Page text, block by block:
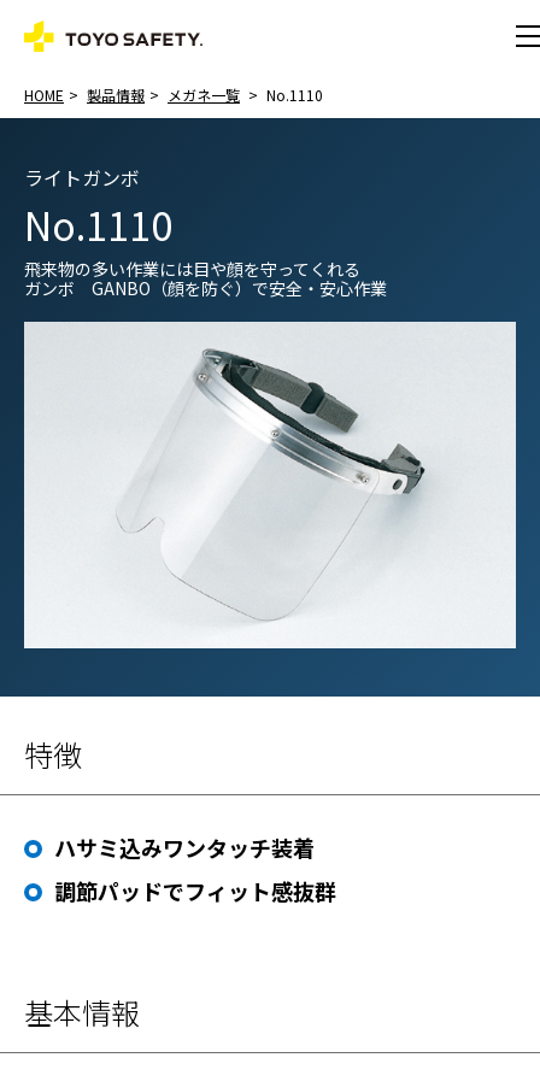
HOME 製品情報 メガネ一覧 No.1110
ライトガンボ
No.1110
飛来物の多い作業には目や顔を守ってくれる
ガンボ GANBO（顔を防ぐ）で安全・安心作業
特徴
ハサミ込みワンタッチ装着
調節パッドでフィット感抜群
基本情報